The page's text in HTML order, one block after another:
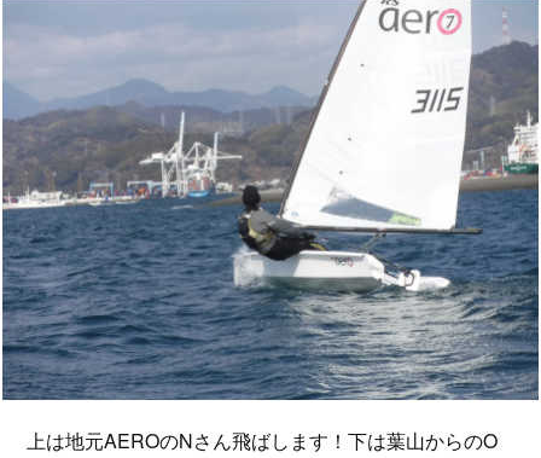
上は地元AEROのNさん飛ばします！下は葉山からのO